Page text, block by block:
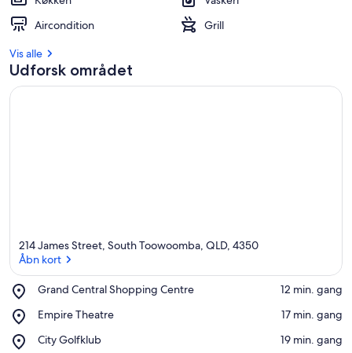
Aircondition
Grill
Vis alle
Udforsk området
214 James Street, South Toowoomba, QLD, 4350
Åbn kort
Grand Central Shopping Centre
Place,
Central
Centre
‪12 min. gang‬
Empire Theatre
Place,
Theatre
‪17 min. gang‬
City Golfklub
Place,
‪19 min. gang‬